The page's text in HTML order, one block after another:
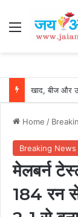
Menu
Home /
Breaking News
मेलबर्न
184 रन